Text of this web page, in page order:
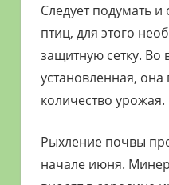
Следует подумать
птиц, для этого
защитную сетку. Во
установленная,
количество урожая.
Рыхление почвы
начале июня.